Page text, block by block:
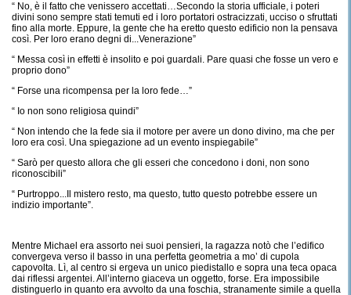
“ No, è il fatto che venissero accettati…Secondo la storia ufficiale, i poteri
divini sono sempre stati temuti ed i loro portatori ostracizzati, ucciso o sfruttati
fino alla morte. Eppure, la gente che ha eretto questo edificio non la pensava
così. Per loro erano degni di...Venerazione”
“ Messa così in effetti è insolito e poi guardali. Pare quasi che fosse un vero e
proprio dono”
“ Forse una ricompensa per la loro fede…”
“ Io non sono religiosa quindi”
“ Non intendo che la fede sia il motore per avere un dono divino, ma che per
loro era così. Una spiegazione ad un evento inspiegabile”
“ Sarò per questo allora che gli esseri che concedono i doni, non sono
riconoscibili”
“ Purtroppo...Il mistero resto, ma questo, tutto questo potrebbe essere un
indizio importante”.
Mentre Michael era assorto nei suoi pensieri, la ragazza notò che l’edifico
convergeva verso il basso in una perfetta geometria a mo’ di cupola
capovolta. Lì, al centro si ergeva un unico piedistallo e sopra una teca opaca
dai riflessi argentei. All’interno giaceva un oggetto, forse. Era impossibile
distinguerlo in quanto era avvolto da una foschia, stranamente simile a quella